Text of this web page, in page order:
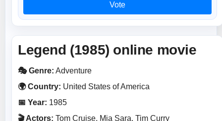
Vote
Legend (1985) online movie
🎭 Genre: Adventure
🌍 Country: United States of America
📅 Year: 1985
🎬 Actors: Tom Cruise, Mia Sara, Tim Curry